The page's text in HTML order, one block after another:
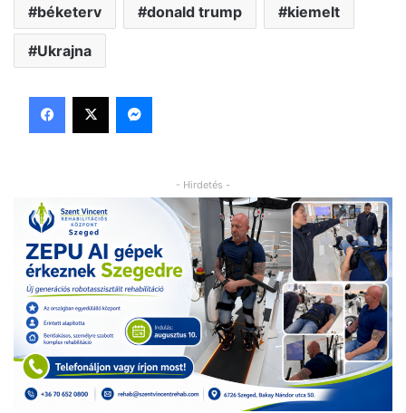
béketerv donald trump kiemelt
Ukrajna
Facebook
X Messenger
- Hirdetés -